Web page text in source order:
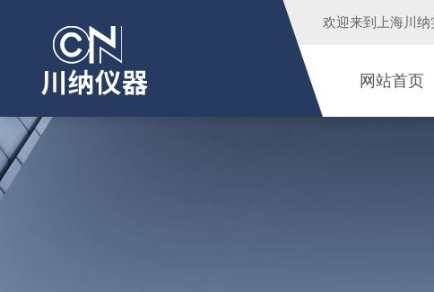
欢迎来到 上海川
网站首页